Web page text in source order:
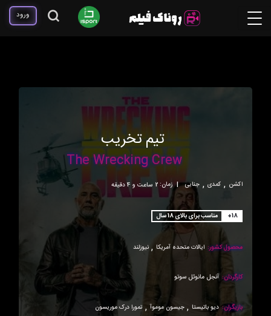
ورود
تیم تخریب
The Wrecking Crew
اکشن , کمدی , جنایی | زمان: 2ساعت و 4 دقیقه
+18 مناسب برای بالای 18 سال
محصول کشور: ایالات متحده آمریکا , نیوزلند
کارگردان: آنجل مانوئل سوتو
بازیگران: دیو باتیستا , جیسون موموآ , تمورا درک موریسون